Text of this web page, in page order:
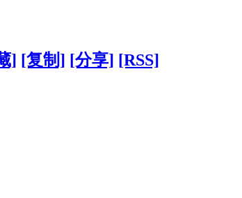
] [复制] [分享] [RSS]